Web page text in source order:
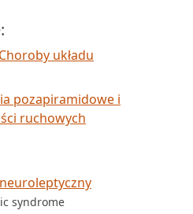
układu
pozapiramidowe i
ruchowych
neuroleptyczny
syndrome